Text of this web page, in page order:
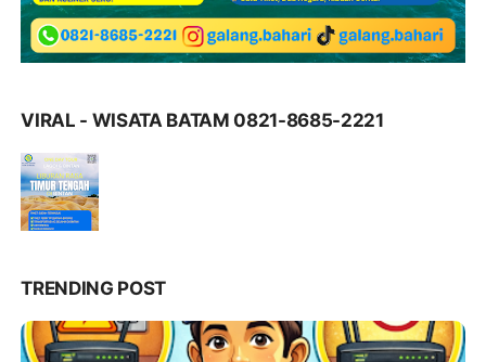
VIRAL - WISATA BATAM 0821-8685-2221
TRENDING POST